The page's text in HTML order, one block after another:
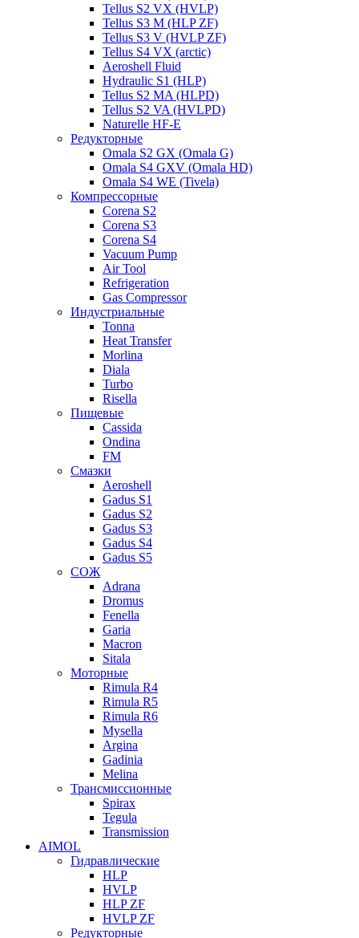
Tellus S2 VX (HVLP)
Tellus S3 M (HLP ZF)
Tellus S3 V (HVLP ZF)
Tellus S4 VX (arctic)
Aeroshell Fluid
Hydraulic S1 (HLP)
Tellus S2 MA (HLPD)
Tellus S2 VA (HVLPD)
Naturelle HF-E
Редукторные
Omala S2 GX (Omala G)
Omala S4 GXV (Omala HD)
Omala S4 WE (Tivela)
Компрессорные
Corena S2
Corena S3
Corena S4
Vacuum Pump
Air Tool
Refrigeration
Gas Compressor
Индустриальные
Tonna
Heat Transfer
Morlina
Diala
Turbo
Risella
Пищевые
Cassida
Ondina
FM
Смазки
Aeroshell
Gadus S1
Gadus S2
Gadus S3
Gadus S4
Gadus S5
СОЖ
Adrana
Dromus
Fenella
Garia
Macron
Sitala
Моторные
Rimula R4
Rimula R5
Rimula R6
Mysella
Argina
Gadinia
Melina
Трансмиссионные
Spirax
Tegula
Transmission
AIMOL
Гидравлические
HLP
HVLP
HLP ZF
HVLP ZF
Редукторные